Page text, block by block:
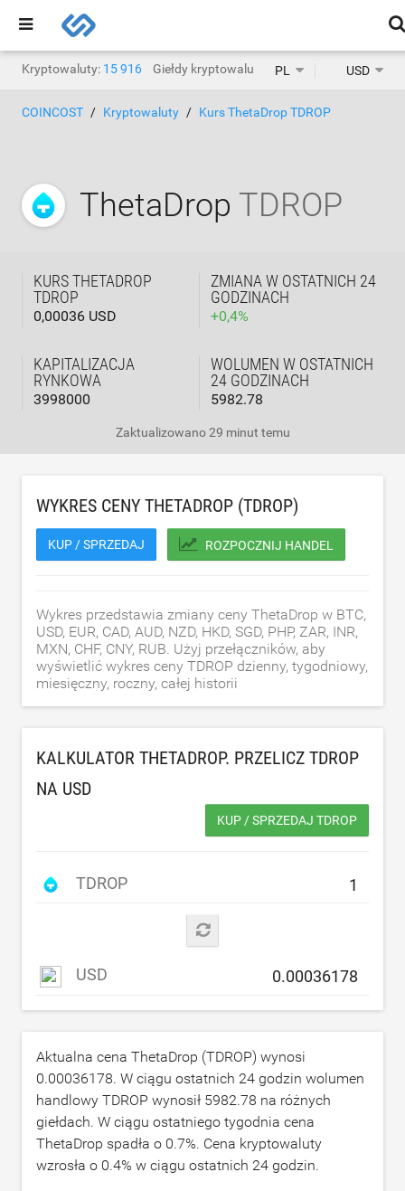
Kryptowaluty: 15 916 Giełdy kryptowalut: 1468
PL USD
COINCOST Kryptowaluty Kurs ThetaDrop TDROP
ThetaDrop TDROP
KURS THETADROP
TDROP
0,00036 USD
ZMIANA W OSTATNICH 24
GODZINACH
+0,4%
KAPITALIZACJA
RYNKOWA
3998000
WOLUMEN W OSTATNICH
24 GODZINACH
5982.78
Zaktualizowano29 minut temu
WYKRES CENY THETADROP (TDROP)
KUP / SPRZEDAJ ROZPOCZNIJ HANDEL
Wykres przedstawia zmiany ceny ThetaDrop w BTC,
USD, EUR, CAD, AUD, NZD, HKD, SGD, PHP, ZAR, INR,
MXN, CHF, CNY, RUB. Użyj przełączników, aby
wyświetlić wykres ceny TDROP dzienny, tygodniowy,
miesięczny, roczny, całej historii
KALKULATOR THETADROP. PRZELICZ TDROP
NA USD
KUP / SPRZEDAJ TDROP
TDROP
USD
Aktualna cena ThetaDrop (TDROP) wynosi
0.00036178. W ciągu ostatnich 24 godzin wolumen
handlowy TDROP wynosił 5982.78 na różnych
giełdach. W ciągu ostatniego tygodnia cena
ThetaDrop spadła o 0.7%. Cena kryptowaluty
wzrosła o 0.4% w ciągu ostatnich 24 godzin.